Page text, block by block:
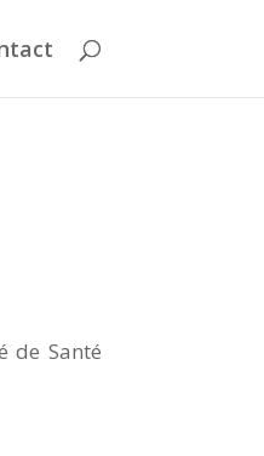
de Santé